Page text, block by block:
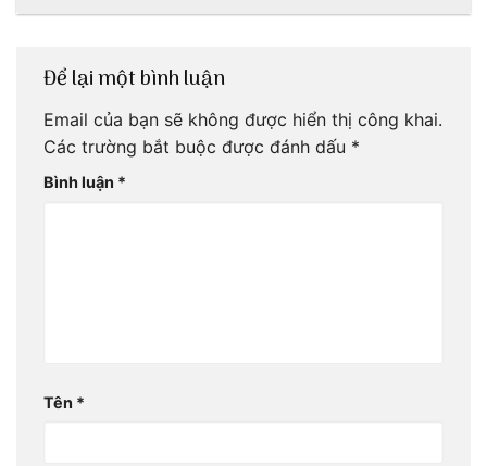
Để lại một bình luận
Email của bạn sẽ không được hiển thị công khai.
Các trường bắt buộc được đánh dấu *
Bình luận *
Tên *